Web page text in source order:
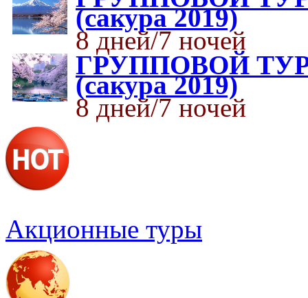
(сакура 2019)
8 дней/7 ночей
ГРУППОВОЙ ТУР:
(сакура 2019)
8 дней/7 ночей
Акционные туры